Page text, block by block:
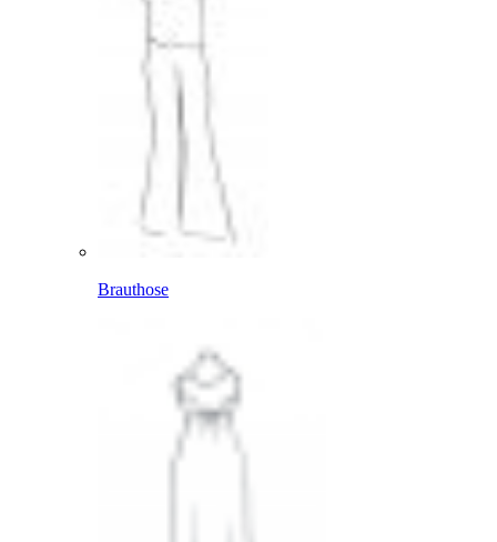
Brauthose